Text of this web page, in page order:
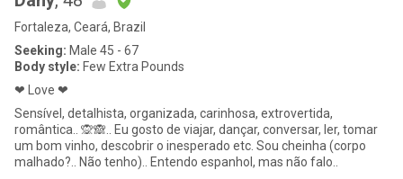
Fortaleza, Ceará, Brazil
Seeking: Male 45 - 67
Body style: Few Extra Pounds
❤ Love ❤
Sensível, detalhista, organizada, carinhosa, extrovertida,
romântica.. 🙊🙈.. Eu gosto de viajar, dançar, conversar, ler, tomar
um bom vinho, descobrir o inesperado etc. Sou cheinha (corpo
malhado?.. Não tenho).. Entendo espanhol, mas não falo..